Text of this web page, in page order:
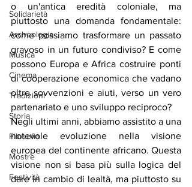
Solidarietà
Archeologia
Musica
Cinema
Tradizioni
Storia
Filosofia
Mostre
Festività
o un'antica eredità coloniale, ma
piuttosto una domanda fondamentale:
come possiamo trasformare un passato
gravoso in un futuro condiviso? E come
possono Europa e Africa costruire ponti
di cooperazione economica che vadano
oltre sovvenzioni e aiuti, verso un vero
partenariato e uno sviluppo reciproco?
Negli ultimi anni, abbiamo assistito a una
notevole evoluzione nella visione
europea del continente africano. Questa
visione non si basa più sulla logica del
dare in cambio di lealtà, ma piuttosto su